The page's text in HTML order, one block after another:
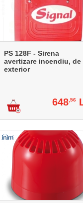
PS 128F - Sirena
avertizare incendiu, de
exterior
648,56